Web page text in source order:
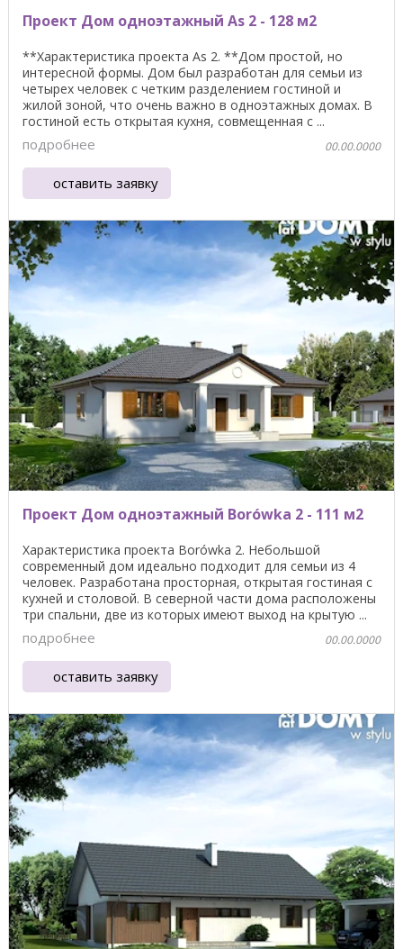
Проект Дом одноэтажный As 2 - 128 м2
**Характеристика проекта As 2. **Дом простой, но
интересной формы. Дом был разработан для семьи из
четырех человек с четким разделением гостиной и
жилой зоной, что очень важно в одноэтажных домах. В
гостиной есть открытая кухня, совмещенная с ...
подробнее 00.00.0000
оставить заявку
Проект Дом одноэтажный Borówka 2 - 111 м2
Характеристика проекта Borówka 2. Небольшой
современный дом идеально подходит для семьи из 4
человек. Разработана просторная, открытая гостиная с
кухней и столовой. В северной части дома расположены
три спальни, две из которых имеют выход на крытую ...
подробнее 00.00.0000
оставить заявку